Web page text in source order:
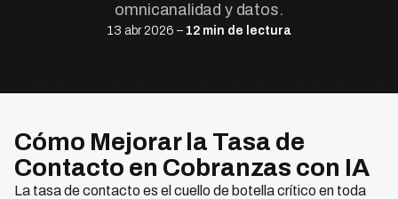
omnicanalidad y datos.
13 abr 2026 – 12 min de lectura
Cómo Mejorar la Tasa de
Contacto en Cobranzas con IA
La tasa de contacto es el cuello de botella crítico en toda